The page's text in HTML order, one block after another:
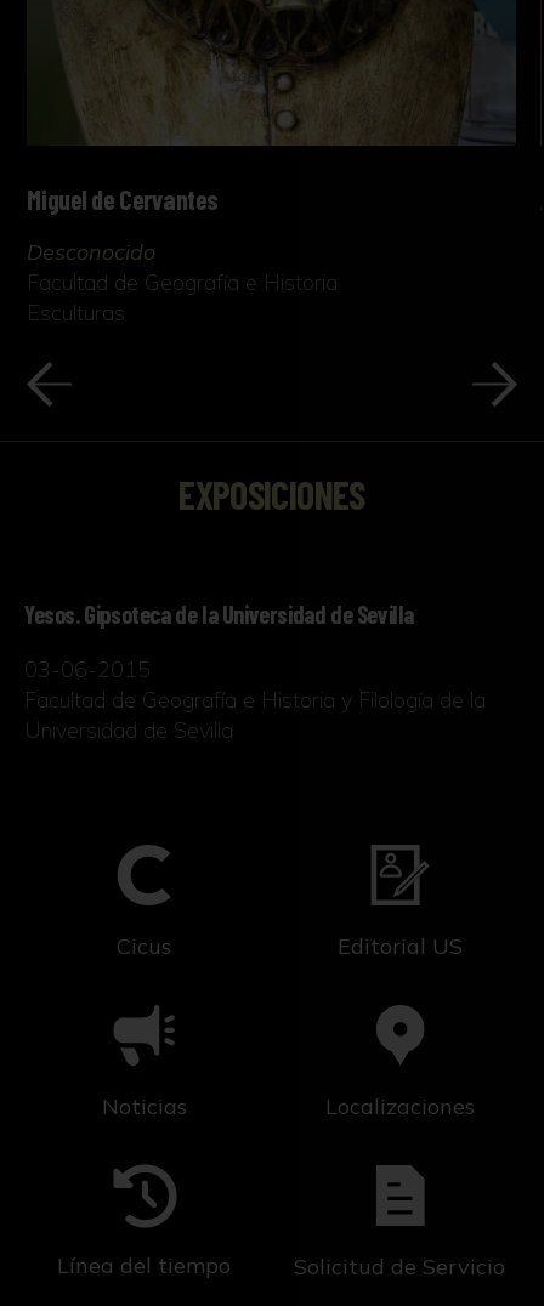
Miguel de Cervantes
Desconocido
Facultad de Geografía e Historia
Esculturas
EXPOSICIONES
Yesos. Gipsoteca de la Universidad de Sevilla
03-06-2015
Facultad de Geografía e Historia y Filología de la
Universidad de Sevilla
Cicus Editorial US
Noticias Localizaciones
Línea del tiempo Solicitud de Servicio